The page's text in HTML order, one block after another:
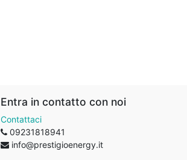
Entra in contatto con noi
Contattaci
09231818941
info@prestigioenergy.it